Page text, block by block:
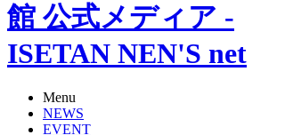
館 公式メディア -
ISETAN NEN'S net
Menu
NEWS
EVENT